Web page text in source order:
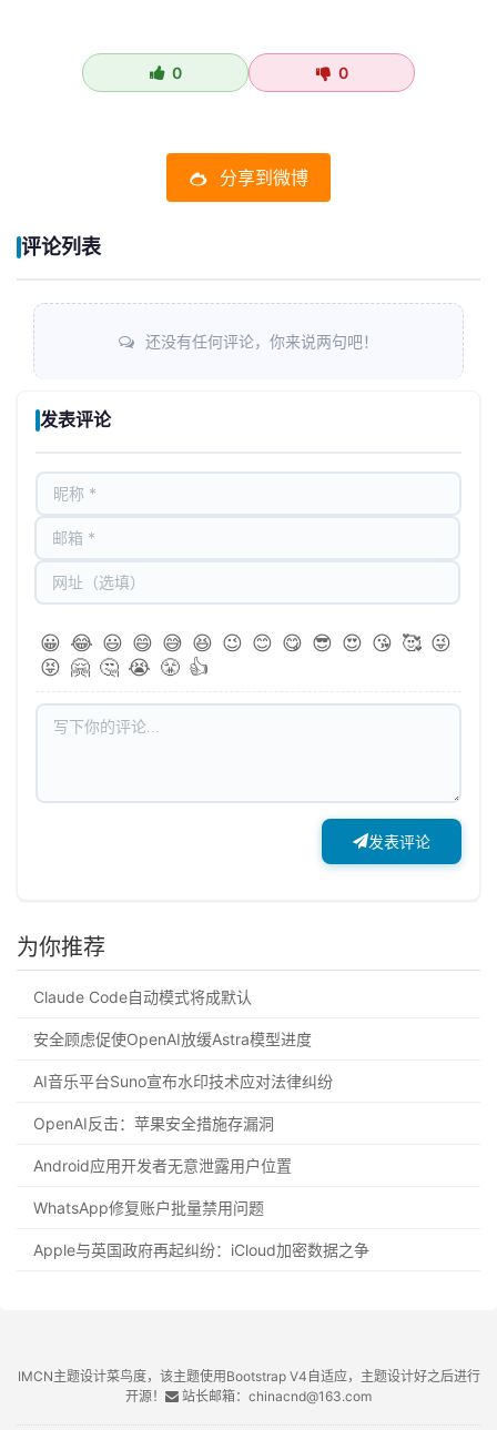
0 0
分享到微博
评论列表
还没有任何评论，你来说两句吧！
发表评论
😀 😂 😃 😄 😅 😆 😉 😊 😋 😎 😍 😘 🥰 😜
😝 🤗 🤔 😭 😤 👍
发表评论
为你推荐
Claude Code自动模式将成默认
安全顾虑促使OpenAI放缓Astra模型进度
AI音乐平台Suno宣布水印技术应对法律纠纷
OpenAI反击：苹果安全措施存漏洞
Android应用开发者无意泄露用户位置
WhatsApp修复账户批量禁用问题
Apple与英国政府再起纠纷：iCloud加密数据之争
IMCN主题设计菜鸟度，该主题使用Bootstrap V4自适应，主题设计好之后进行
开源！
站长邮箱：chinacnd@163.com